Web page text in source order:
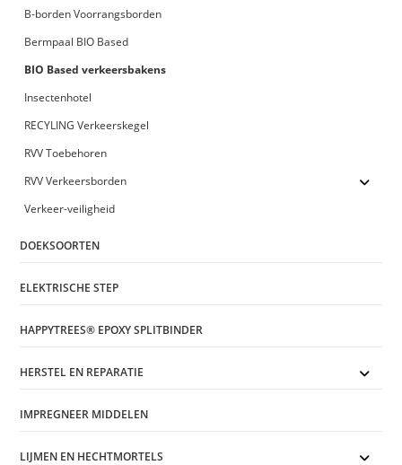
B-borden Voorrangsborden
Bermpaal BIO Based
BIO Based verkeersbakens
Insectenhotel
RECYLING Verkeerskegel
RVV Toebehoren
RVV Verkeersborden
Verkeer-veiligheid
DOEKSOORTEN
ELEKTRISCHE STEP
HAPPYTREES® EPOXY SPLITBINDER
HERSTEL EN REPARATIE
IMPREGNEER MIDDELEN
LIJMEN EN HECHTMORTELS